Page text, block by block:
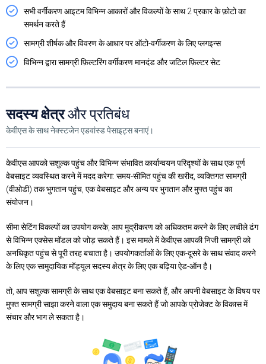
सभी वर्गीकरण आइटम विभिन्न आकारों और विकल्पों के साथ 2 प्रकार के फ़ोटो का
समर्थन करते हैं
सामग्री शीर्षक और विवरण के आधार पर ऑटो-वर्गीकरण के लिए प्लगइन्स
विभिन्न द्वारा सामग्री फ़िल्टरिंग वर्गीकरण मानदंड और जटिल फ़िल्टर सेट
सदस्य क्षेत्रऔर प्रतिबंध
केवीएस के साथ नेक्स्टजेन एडवांस्ड पेसाइट्स बनाएं।
केवीएस आपको सशुल्क पहुंच और विभिन्न संभावित कार्यान्वयन परिदृश्यों के साथ एक पूर्ण
वेबसाइट व्यवस्थित करने में मदद करेगा: समय-सीमित पहुंच की खरीद, व्यक्तिगत सामग्री
(वीओडी) तक भुगतान पहुंच, एक वेबसाइट और अन्य पर भुगतान और मुफ्त पहुंच का
संयोजन।
सीमा सेटिंग विकल्पों का उपयोग करके, आप मुद्रीकरण को अधिकतम करने के लिए लचीले ढंग
से विभिन्न एक्सेस मॉडल को जोड़ सकते हैं। इस मामले में केवीएस आपकी निजी सामग्री को
अनधिकृत पहुंच से पूरी तरह बचाता है। उपयोगकर्ताओं के लिए एक-दूसरे के साथ संवाद करने
के लिए एक सामुदायिक मॉड्यूल सदस्य क्षेत्र के लिए एक बढ़िया ऐड-ऑन है।
तो, आप सशुल्क सामग्री के साथ एक वेबसाइट बना सकते हैं, और अपनी वेबसाइट के विषय पर
मुफ्त सामग्री साझा करने वाला एक समुदाय बना सकते हैं जो आपके प्रोजेक्ट के विकास में
संचार और भाग ले सकता है।